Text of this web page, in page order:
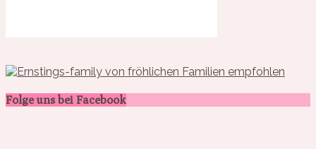
Folge uns bei Facebook